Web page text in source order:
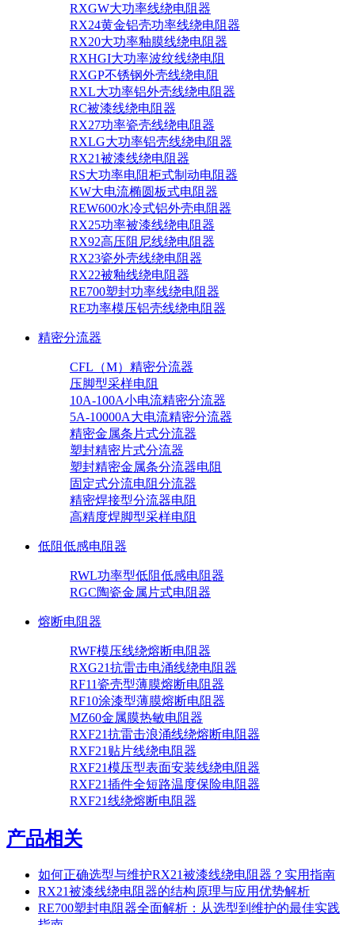
RXGW大功率线绕电阻器
RX24黄金铝壳功率线绕电阻器
RX20大功率釉膜线绕电阻器
RXHGI大功率波纹线绕电阻
RXGP不锈钢外壳线绕电阻
RXL大功率铝外壳线绕电阻器
RC被漆线绕电阻器
RX27功率瓷壳线绕电阻器
RXLG大功率铝壳线绕电阻器
RX21被漆线绕电阻器
RS大功率电阻柜式制动电阻器
KW大电流椭圆板式电阻器
REW600水冷式铝外壳电阻器
RX25功率被漆线绕电阻器
RX92高压阻尼线绕电阻器
RX23瓷外壳线绕电阻器
RX22被釉线绕电阻器
RE700塑封功率线绕电阻器
RE功率模压铝壳线绕电阻器
精密分流器
CFL（M）精密分流器
压脚型采样电阻
10A-100A小电流精密分流器
5A-10000A大电流精密分流器
精密金属条片式分流器
塑封精密片式分流器
塑封精密金属条分流器电阻
固定式分流电阻分流器
精密焊接型分流器电阻
高精度焊脚型采样电阻
低阻低感电阻器
RWL功率型低阻低感电阻器
RGC陶瓷金属片式电阻器
熔断电阻器
RWF模压线绕熔断电阻器
RXG21抗雷击电涌线绕电阻器
RF11瓷壳型薄膜熔断电阻器
RF10涂漆型薄膜熔断电阻器
MZ60金属膜热敏电阻器
RXF21抗雷击浪涌线绕熔断电阻器
RXF21贴片线绕电阻器
RXF21模压型表面安装线绕电阻器
RXF21插件全短路温度保险电阻器
RXF21线绕熔断电阻器
产品相关
如何正确选型与维护RX21被漆线绕电阻器？实用指南
RX21被漆线绕电阻器的结构原理与应用优势解析
RE700塑封电阻器全面解析：从选型到维护的最佳实践